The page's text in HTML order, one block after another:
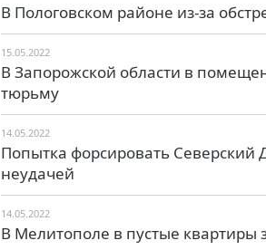
В Пологовском районе из-за
15.05.2022
В Запорожской области в
тюрьму
14.05.2022
Попытка форсировать Северский
неудачей
14.05.2022
В Мелитополе в пустые